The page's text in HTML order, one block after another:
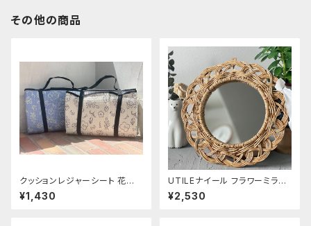
その他の商品
クッションレジャーシート 花柄
Mサイズ
¥1,430
UTILEナイール フラワーミラー
Sサイズ
¥2,530